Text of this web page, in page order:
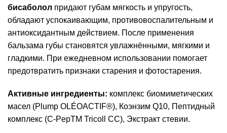
бисаболол придают губам мягкость и упругость,
обладают успокаивающим, противовоспалительным и
антиоксидантным действием. После применения
бальзама губы становятся увлажнёнными, мягкими и
гладкими. При ежедневном использовании помогает
предотвратить признаки старения и фотостарения.
Активные ингредиенты: комплекс биомиметических
масел (Plump OLÉOACTIF®), Коэнзим Q10, Пептидный
комплекс (C-PepTM Tricoll CC), Экстракт стевии.